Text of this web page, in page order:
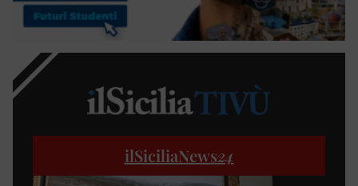
ilSiciliaNews24